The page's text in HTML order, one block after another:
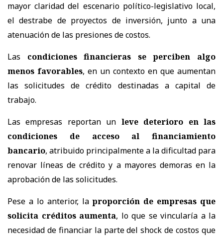
mayor claridad del escenario político-legislativo local,
el destrabe de proyectos de inversión, junto a una
atenuación de las presiones de costos.
Las condiciones financieras se perciben algo
menos favorables, en un contexto en que aumentan
las solicitudes de crédito destinadas a capital de
trabajo.
Las empresas reportan un leve deterioro en las
condiciones de acceso al financiamiento
bancario, atribuido principalmente a la dificultad para
renovar líneas de crédito y a mayores demoras en la
aprobación de las solicitudes.
Pese a lo anterior, laproporción de empresas que
solicita créditos aumenta, lo que se vincularía a la
necesidad de financiar la parte del shock de costos que